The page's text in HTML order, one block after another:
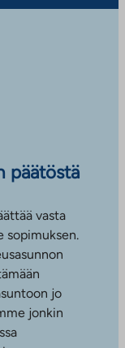
päätöstä
vasta
sopimuksen.
jo
jonkin